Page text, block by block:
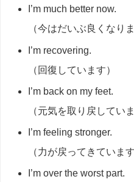
I’m much better now.
（今はだいぶ良くなり
I’m recovering.
（回復しています）
I’m back on my feet.
（元気を取り戻していま
I’m feeling stronger.
（力が戻ってきています
I’m over the worst part.